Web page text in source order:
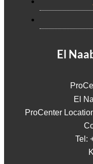
El
El
ProCenter
Tel: